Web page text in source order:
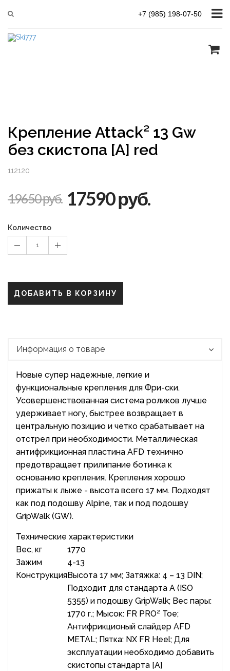
+7 (985) 198-07-50
Крепление Attack² 13 Gw
без скистопа [А] red
112120
19650 руб. 17590 руб.
Количество
1
ДОБАВИТЬ В КОРЗИНУ
Информация о товаре
Новые супер надежные, легкие и
функциональные крепления для Фри-ски.
Усовершенствованная система роликов лучше
удерживает ногу, быстрее возвращает в
центральную позицию и четко срабатывает на
отстрел при необходимости. Металлическая
антифрикционная пластина AFD технично
предотвращает прилипание ботинка к
основанию крепления. Крепления хорошо
прижаты к лыже - высота всего 17 мм. Подходят
как под подошву Alpine, так и под подошву
GripWalk (GW).
Технические характеристики
Вес, кг
1770
Зажим
4-13
КонструкцияВысота 17 мм; Затяжка: 4 – 13 DIN;
Подходит для стандарта A (ISO
5355) и подошву GripWalk; Вес пары:
1770 г.; Мысок: FR PRO² Toe;
Антифрикционый слайдер AFD
METAL; Пятка: NX FR Heel; Для
эксплуатации необходимо добавить
скистопы стандарта [А]